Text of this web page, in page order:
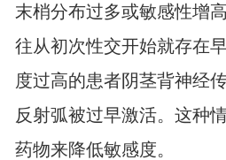
末梢分布过多或敏感性增
往从初次性交开始就存在
度过高的患者阴茎背神经
反射弧被过早激活。这种
药物来降低敏感度。